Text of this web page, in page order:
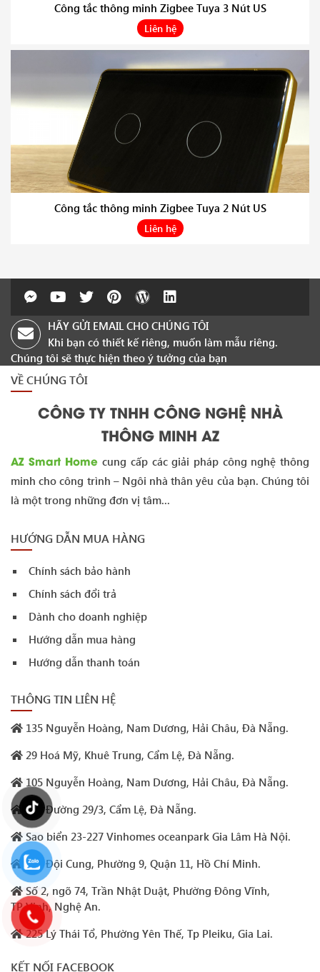
Công tắc thông minh Zigbee Tuya 3 Nút US
Liên hệ
Công tắc thông minh Zigbee Tuya 2 Nút US
Liên hệ
HÃY GỬI EMAIL CHO CHÚNG TÔI
Khi bạn có thiết kế riêng, muốn làm mẫu riêng.
Chúng tôi sẽ thực hiện theo ý tưởng của bạn
VỀ CHÚNG TÔI
CÔNG TY TNHH CÔNG NGHỆ NHÀ
THÔNG MINH AZ
AZ Smart Home cung cấp các giải pháp công nghệ thông
minh cho công trình – Ngôi nhà thân yêu của bạn. Chúng tôi
là một trong những đơn vị tâm...
HƯỚNG DẪN MUA HÀNG
Chính sách bảo hành
Chính sách đổi trả
Dành cho doanh nghiệp
Hướng dẫn mua hàng
Hướng dẫn thanh toán
THÔNG TIN LIÊN HỆ
135 Nguyễn Hoàng, Nam Dương, Hải Châu, Đà Nẵng.
29 Hoá Mỹ, Khuê Trung, Cẩm Lệ, Đà Nẵng.
105 Nguyễn Hoàng, Nam Dương, Hải Châu, Đà Nẵng.
293 Đường 29/3, Cẩm Lệ, Đà Nẵng.
Sao biển 23-227 Vinhomes oceanpark Gia Lâm Hà Nội.
132 Đội Cung, Phường 9, Quận 11, Hồ Chí Minh.
Số 2, ngõ 74, Trần Nhật Duật, Phường Đông Vĩnh,
TP.Vinh, Nghệ An.
225 Lý Thái Tổ, Phường Yên Thế, Tp Pleiku, Gia Lai.
KẾT NỐI FACEBOOK